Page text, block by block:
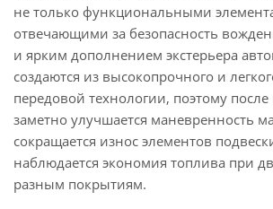
не только функциональными
отвечающими за безопасность
и ярким дополнением экстерьера
создаются из высокопрочного и
передовой технологии, поэтому после
заметно улучшается маневренность
сокращается износ элементов
наблюдается экономия топлива при
разным покрытиям.